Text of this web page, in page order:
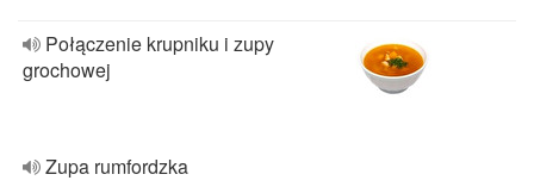
Połączenie krupniku i zupy
grochowej
Zupa rumfordzka